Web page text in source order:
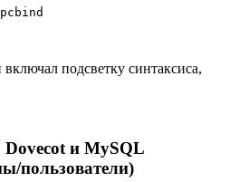
подсветку синтаксиса,
Dovecot и MySQL
пользователи)